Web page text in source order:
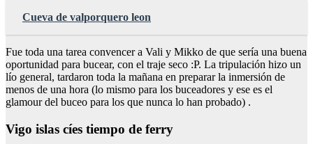
Cueva de valporquero leon
Fue toda una tarea convencer a Vali y Mikko de que sería una buena
oportunidad para bucear, con el traje seco :P. La tripulación hizo un
lío general, tardaron toda la mañana en preparar la inmersión de
menos de una hora (lo mismo para los buceadores y ese es el
glamour del buceo para los que nunca lo han probado) .
Vigo islas cíes tiempo de ferry